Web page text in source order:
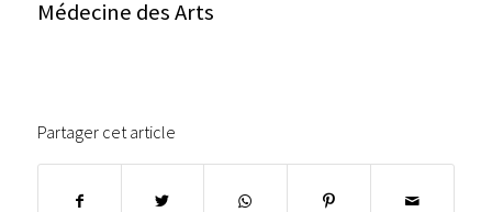
Médecine des Arts
Partager cet article